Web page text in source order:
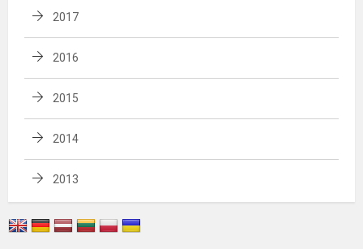
2017
2016
2015
2014
2013